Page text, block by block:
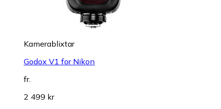
Kamerablixtar
Godox V1 for Nikon
fr.
2 499 kr